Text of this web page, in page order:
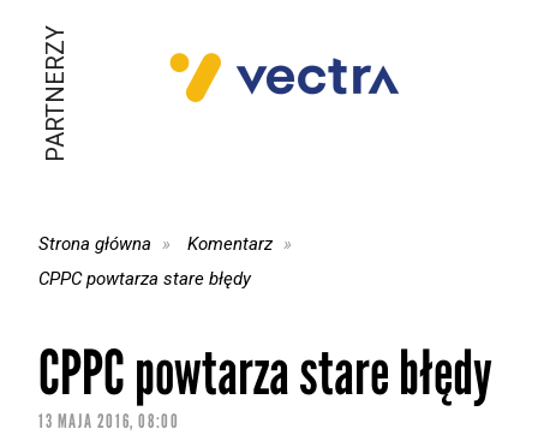
PARTNERZY
Strona główna
Komentarz
CPPC powtarza stare błędy
CPPC powtarza stare błędy
13 MAJA 2016, 08:00